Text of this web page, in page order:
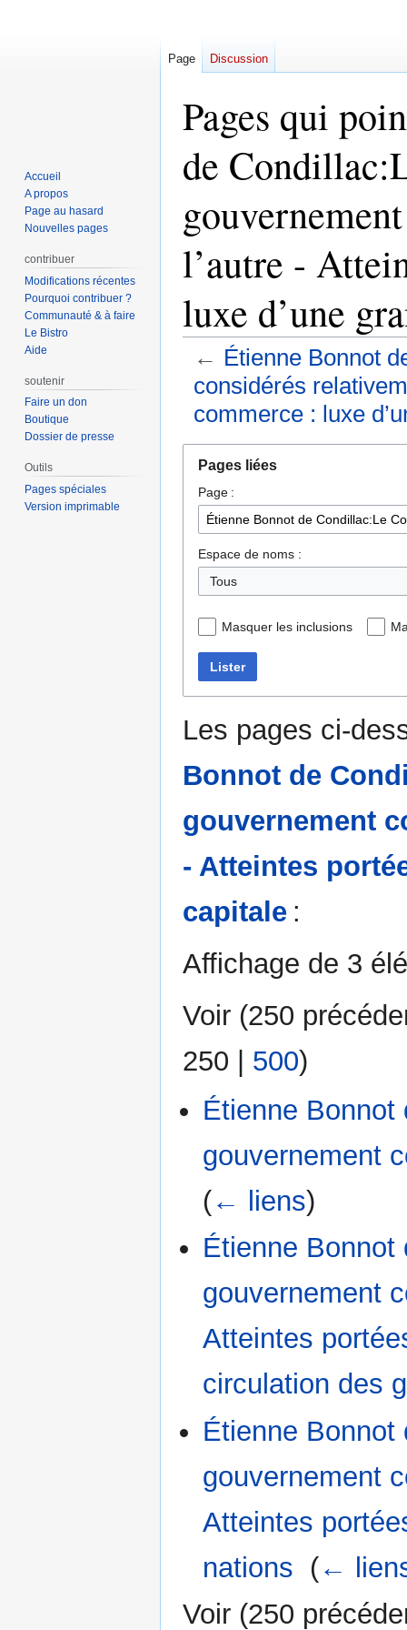
Pages qui
de
l’autre -
luxe d’une
← Étienne Bonnot
considérés
commerce : luxe
navigation
recherche
Pages liées
Page :
Espace de noms :
Tous
Masquer les inclusions
Lister
Les pages ci-
Bonnot de
gouvernement
- Atteintes
capitale :
Affichage de 3
Voir (250
250 | 500)
Étienne Bonnot
gouvernement
(← liens)
Étienne Bonnot
gouvernement
Atteintes
circulation des
Étienne Bonnot
gouvernement
Atteintes
nations (←
Voir (250
Page Discussion
Accueil
A propos
Page au hasard
Nouvelles pages
contribuer
Modifications récentes
Pourquoi contribuer ?
Communauté & à faire
Le Bistro
Aide
soutenir
Faire un don
Boutique
Dossier de presse
Outils
Pages spéciales
Version imprimable